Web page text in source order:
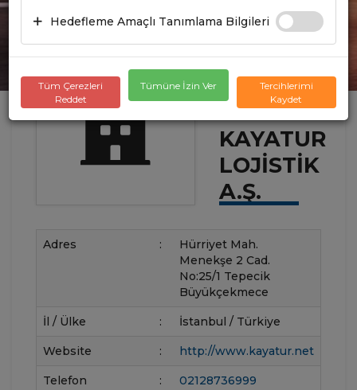
KAYATUR
LOJISTIK
A.Ş.
Adres :
Hürriyet Mah.
Menekşe 2 Cad.
No:25/1 Tepecik
Büyükçekmece
İl / Ülke : İstanbul / Türkiye
Website : http://www.kayatur.net
Telefon : 02128736999
Hedefleme Amaçlı Tanımlama Bilgileri
Tüm Çerezleri
Reddet
Tümüne İzin Ver
Tercihlerimi
Kaydet